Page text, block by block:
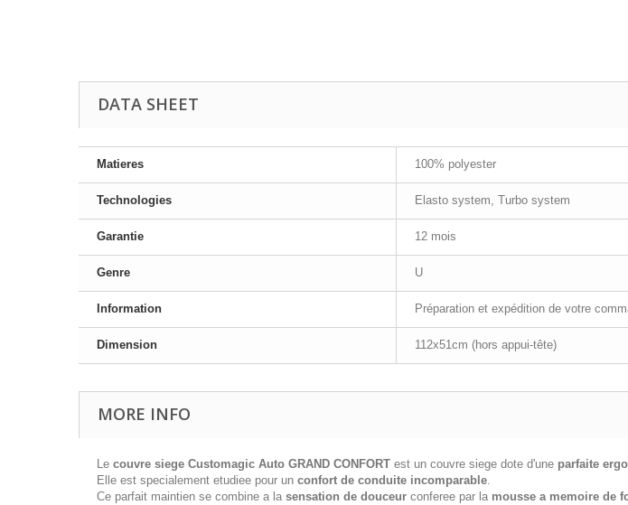
DATA SHEET
Matieres 100% polyester
Technologies Elasto system, Turbo system
Garantie 12 mois
Genre U
Information Préparation et expédition de votre
Dimension 112x51cm (hors appui-tête)
MORE INFO
Le couvre siege Customagic Auto GRAND CONFORT est un couvre siege dote d'une parfaite
Elle est specialement etudiee pour un confort de conduite incomparable.
Ce parfait maintien se combine a la sensation de douceur conferee par la mousse a memoire de